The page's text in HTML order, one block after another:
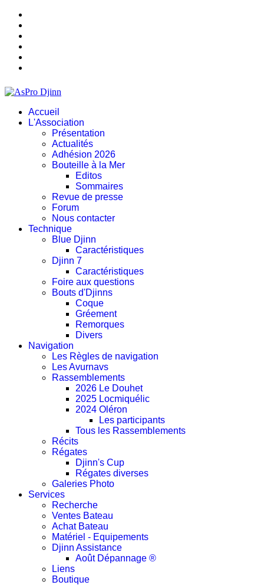
Accueil
L'Association
Présentation
Actualités
Adhésion 2026
Bouteille à la Mer
Editos
Sommaires
Revue de presse
Forum
Nous contacter
Technique
Blue Djinn
Caractéristiques
Djinn 7
Caractéristiques
Foire aux questions
Bouts d'Djinns
Coque
Gréement
Remorques
Divers
Navigation
Les Règles de navigation
Les Avurnavs
Rassemblements
2026 Le Douhet
2025 Locmiquélic
2024 Oléron
Les participants
Tous les Rassemblements
Récits
Régates
Djinn's Cup
Régates diverses
Galeries Photo
Services
Recherche
Ventes Bateau
Achat Bateau
Matériel - Equipements
Djinn Assistance
Août Dépannage ®
Liens
Boutique